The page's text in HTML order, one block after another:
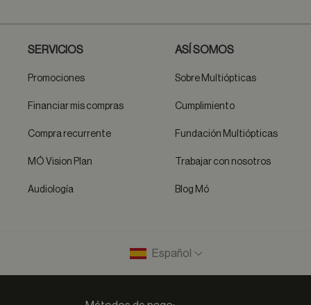
SERVICIOS
Promociones
Financiar mis compras
Compra recurrente
MÓ Vision Plan
Audiología
ASÍ SOMOS
Sobre Multiópticas
Cumplimiento
Fundación Multiópticas
Trabajar con nosotros
Blog Mó
Español